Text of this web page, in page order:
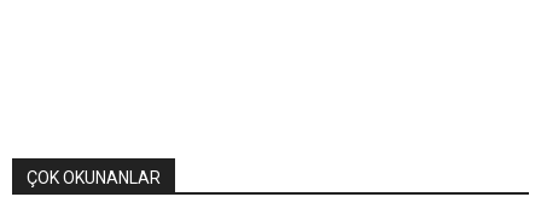
ÇOK OKUNANLAR